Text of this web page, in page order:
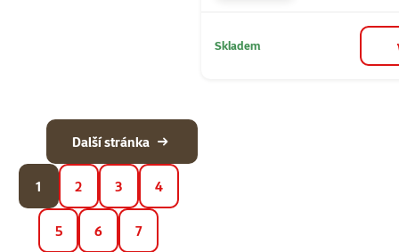
Skladem
1 2 3 4
5 6 7
Další stránka